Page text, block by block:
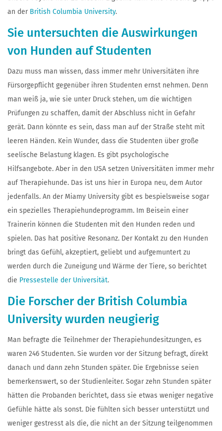
an der British Columbia University.
Sie untersuchten die Auswirkungen
von Hunden auf Studenten
Dazu muss man wissen, dass immer mehr Universitäten ihre
Fürsorgepflicht gegenüber ihren Studenten ernst nehmen. Denn
man weiß ja, wie sie unter Druck stehen, um die wichtigen
Prüfungen zu schaffen, damit der Abschluss nicht in Gefahr
gerät. Dann könnte es sein, dass man auf der Straße steht mit
leeren Händen. Kein Wunder, dass die Studenten über große
seelische Belastung klagen. Es gibt psychologische
Hilfsangebote. Aber in den USA setzen Universitäten immer mehr
auf Therapiehunde. Das ist uns hier in Europa neu, dem Autor
jedenfalls. An der Miamy University gibt es bespielsweise sogar
ein spezielles Therapiehundeprogramm. Im Beisein einer
Trainerin können die Studenten mit den Hunden reden und
spielen. Das hat positive Resonanz. Der Kontakt zu den Hunden
bringt das Gefühl, akzeptiert, geliebt und aufgemuntert zu
werden durch die Zuneigung und Wärme der Tiere, so berichtet
die Pressestelle der Universität.
Die Forscher der British Columbia
University wurden neugierig
Man befragte die Teilnehmer der Therapiehundesitzungen, es
waren 246 Studenten. Sie wurden vor der Sitzung befragt, direkt
danach und dann zehn Stunden später. Die Ergebnisse seien
bemerkenswert, so der Studienleiter. Sogar zehn Stunden später
hätten die Probanden berichtet, dass sie etwas weniger negative
Gefühle hätte als sonst. Die fühlten sich besser unterstützt und
weniger gestresst als die, die nicht an der Sitzung teilgenommen